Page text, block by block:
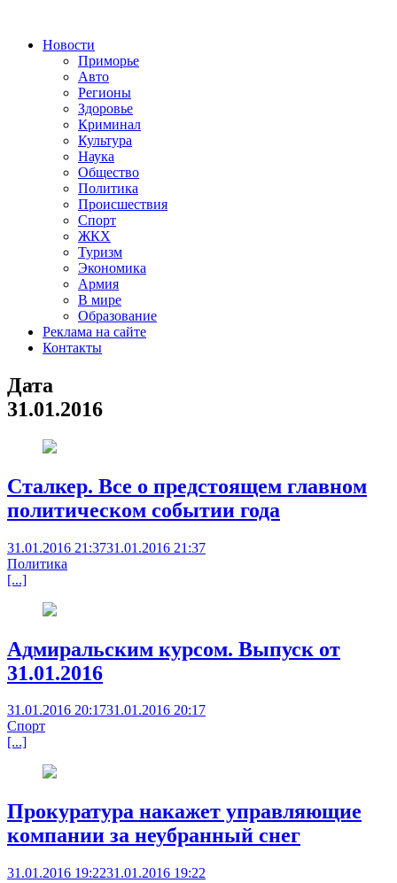
Новости
Приморье
Авто
Регионы
Здоровье
Криминал
Культура
Наука
Общество
Политика
Происшествия
Спорт
ЖКХ
Туризм
Экономика
Армия
В мире
Образование
Реклама на сайте
Контакты
Дата
31.01.2016
Сталкер. Все о предстоящем главном
политическом событии года
31.01.2016 21:3731.01.2016 21:37
Политика
[...]
Адмиральским курсом. Выпуск от
31.01.2016
31.01.2016 20:1731.01.2016 20:17
Спорт
[...]
Прокуратура накажет управляющие
компании за неубранный снег
31.01.2016 19:2231.01.2016 19:22